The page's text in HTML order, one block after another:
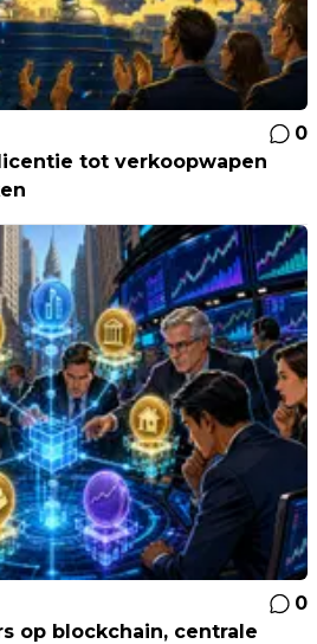
0
tot verkoopwapen
0
op blockchain, centrale